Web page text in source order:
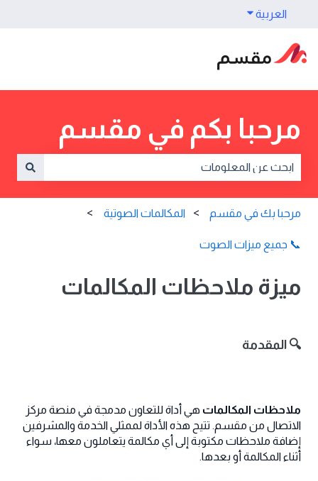
العربيةShow submenu for translations
مرحبا بكم في مقسم
مرحبا بك في مقسم المكالمات الصوتية
📞 جميع ميزات الصوت
ميزة ملاحظات المكالمات
🔍 المقدمة
ملاحظات المكالمات هي أداة للتعاون مدمجة في منصة مركز
الاتصال من مقسم. تتيح هذه الأداة لممثلي الخدمة والمشرفين
إضافة ملاحظات مكتوبة إلى أي مكالمة يتعاملون معها، سواء
أثناء المكالمة أو بعدها.